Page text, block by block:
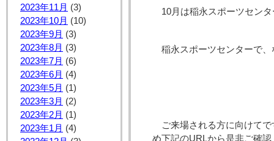
2023年11月 (3)
2023年10月 (10)
2023年9月 (3)
2023年8月 (3)
2023年7月 (6)
2023年6月 (4)
2023年5月 (1)
2023年3月 (2)
2023年2月 (1)
2023年1月 (4)
10月は稲永スポーツセン
稲永スポーツセンターで
ご来場される方に向けて
め下記のURLから是非ご確認